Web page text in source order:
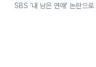
SBS '내 남은 연애' 논란으